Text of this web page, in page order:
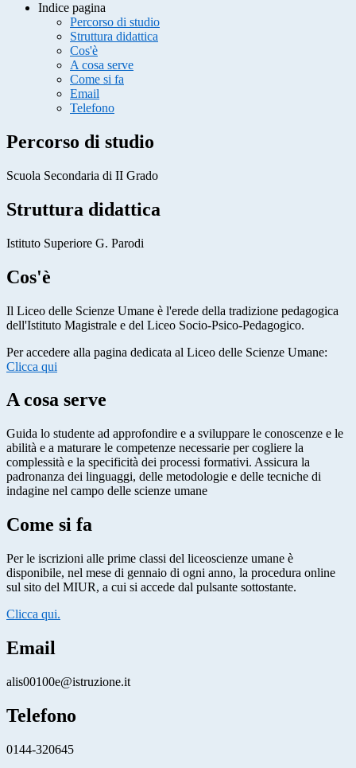
Indice pagina
Percorso di studio
Struttura didattica
Cos'è
A cosa serve
Come si fa
Email
Telefono
Percorso di studio
Scuola Secondaria di II Grado
Struttura didattica
Istituto Superiore G. Parodi
Cos'è
Il Liceo delle Scienze Umane è l'erede della tradizione pedagogica
dell'Istituto Magistrale e del Liceo Socio-Psico-Pedagogico.
Per accedere alla pagina dedicata al Liceo delle Scienze Umane:
Clicca qui
A cosa serve
Guida lo studente ad approfondire e a sviluppare le conoscenze e le
abilità e a maturare le competenze necessarie per cogliere la
complessità e la specificità dei processi formativi. Assicura la
padronanza dei linguaggi, delle metodologie e delle tecniche di
indagine nel campo delle scienze umane
Come si fa
Per le iscrizioni alle prime classi del liceoscienze umane è
disponibile, nel mese di gennaio di ogni anno, la procedura online
sul sito del MIUR, a cui si accede dal pulsante sottostante.
Clicca qui.
Email
alis00100e@istruzione.it
Telefono
0144-320645